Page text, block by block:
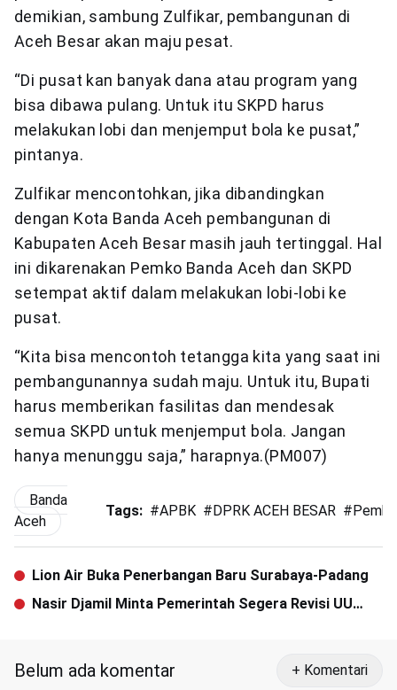
demikian, sambung Zulfikar, pembangunan di
Aceh Besar akan maju pesat.
“Di pusat kan banyak dana atau program yang
bisa dibawa pulang. Untuk itu SKPD harus
melakukan lobi dan menjemput bola ke pusat,”
pintanya.
Zulfikar mencontohkan, jika dibandingkan
dengan Kota Banda Aceh pembangunan di
Kabupaten Aceh Besar masih jauh tertinggal. Hal
ini dikarenakan Pemko Banda Aceh dan SKPD
setempat aktif dalam melakukan lobi-lobi ke
pusat.
“Kita bisa mencontoh tetangga kita yang saat ini
pembangunannya sudah maju. Untuk itu, Bupati
harus memberikan fasilitas dan mendesak
semua SKPD untuk menjemput bola. Jangan
hanya menunggu saja,” harapnya.(PM007)
Banda
Aceh
Tags: #APBK #DPRK ACEH BESAR #
Lion Air Buka Penerbangan Baru Surabaya-Padang
Nasir Djamil Minta Pemerintah ‎Segera Revisi UU
Belum ada komentar + Komentari